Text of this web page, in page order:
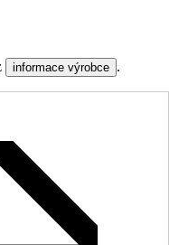
informace výrobce .